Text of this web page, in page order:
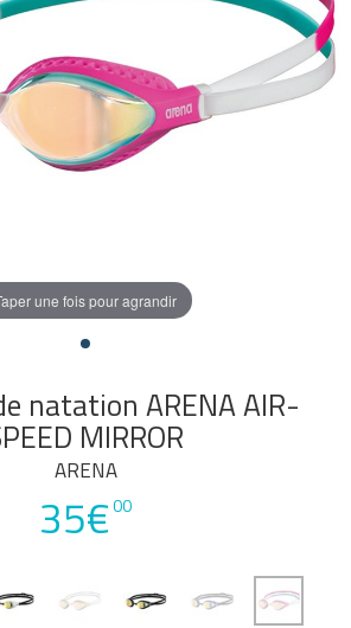
une fois pour agrandir
natation ARENA AIR-
MIRROR
ARENA
35€00